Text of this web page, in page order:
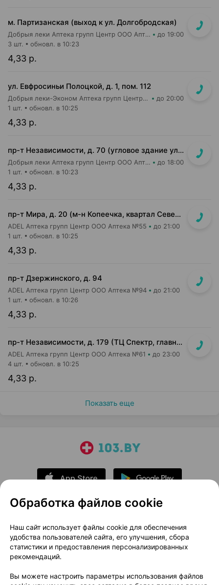
м. Партизанская (выход к ул. Долгобродская)
Добрыя леки Аптека групп Центр ООО Аптека №10 до 19:00
4,33 р.
3 шт. обновл. в 10:23
ул. Евфросиньи Полоцкой, д. 1, пом. 112
Добрыя леки-Эконом Аптека групп Центр ООО Аптека №64 до 20:00
4,33 р.
1 шт. обновл. в 10:25
пр-т Независимости, д. 70 (угловое здание ул. Сурганова, д. 17)
Добрыя леки Аптека групп Центр ООО Аптека №26 до 18:00
4,33 р.
1 шт. обновл. в 10:23
пр-т Мира, д. 20 (м-н Копеечка, квартал Северная Европа)
ADEL Аптека групп Центр ООО Аптека №55 до 21:00
4,33 р.
1 шт. обновл. в 10:25
пр-т Дзержинского, д. 94
ADEL Аптека групп Центр ООО Аптека №94 до 21:00
4,33 р.
1 шт. обновл. в 10:26
пр-т Независимости, д. 179 (ТЦ Спектр, главный вход, 1 этаж)
ADEL Аптека групп Центр ООО Аптека №61 до 23:00
4,33 р.
4 шт. обновл. в 10:25
Показать еще
О проекте
Новости проекта
Размещение рекламы
Медицинский маркетинг
Публичный договор
Доставка
Способы оплаты
Вакансии Партнеры
Обработка файлов cookie
Наш сайт использует файлы cookie для обеспечения
удобства пользователей сайта, его улучшения, сбора
статистики и предоставления персонализированных
рекомендаций.
Вы можете настроить параметры использования файлов